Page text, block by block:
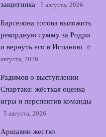
защитника
7 августа, 2026
Барселона готова выложить
рекордную сумму за Родри
и вернуть его в Испанию
6
августа, 2026
Радимов о выступлении
Спартака: жёсткая оценка
игры и перспектив команды
5 августа, 2026
Аршавин жестко